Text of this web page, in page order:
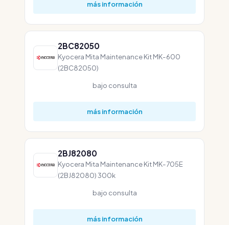
más información
2BC82050
Kyocera Mita Maintenance Kit MK-600
(2BC82050)
bajo consulta
más información
2BJ82080
Kyocera Mita Maintenance Kit MK-705E
(2BJ82080) 300k
bajo consulta
más información